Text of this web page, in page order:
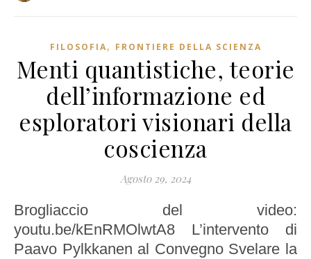
FILOSOFIA, FRONTIERE DELLA SCIENZA
Menti quantistiche, teorie
dell’informazione ed
esploratori visionari della
coscienza
Agosto 29, 2024
Brogliaccio del video:
youtu.be/kEnRMOlwtA8 L’intervento di
Paavo Pylkkanen al Convegno Svelare la